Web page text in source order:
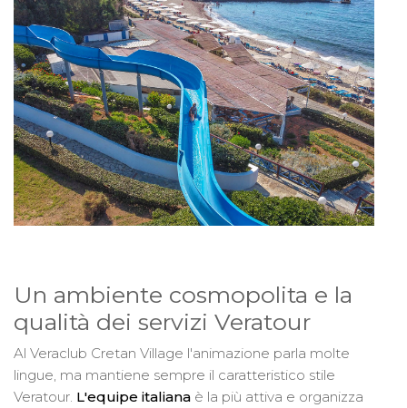
Un ambiente cosmopolita e la
qualità dei servizi Veratour
Al Veraclub Cretan Village l'animazione parla molte
lingue, ma mantiene sempre il caratteristico stile
Veratour. L'equipe italiana è la più attiva e organizza